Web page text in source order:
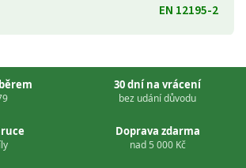
EN 12195-2
30 dní na vrácení
bez udání důvodu
Doprava zdarma
nad 5 000 Kč